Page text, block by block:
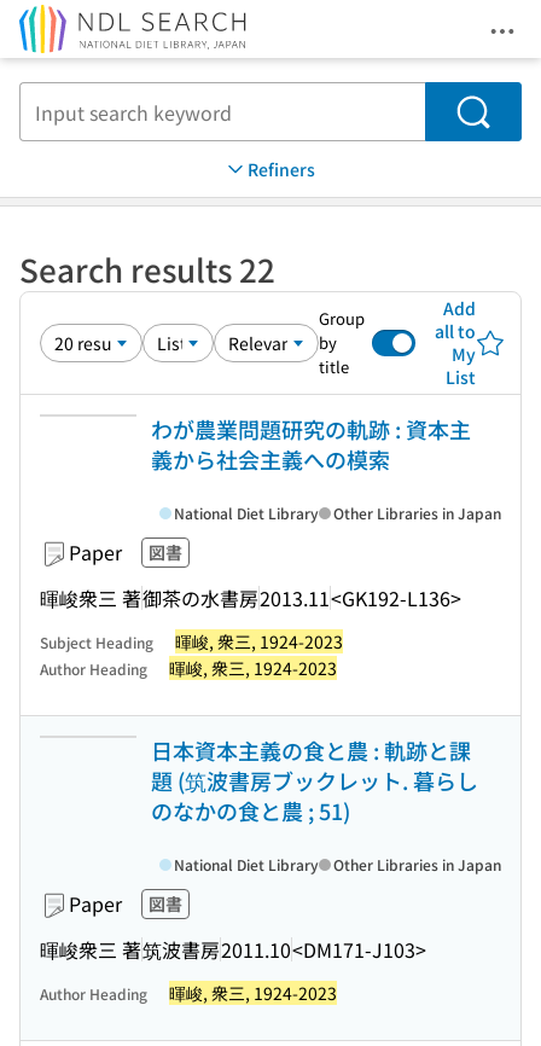
Search
Refiners
Search results 22
Group
by
title
Add
all to
My
List
わが農業問題研究の軌跡 : 資本主
義から社会主義への模索
Paper 図書
暉峻衆三 著御茶の水書房2013.11<GK192-L136>
National Diet Library Other Libraries in Japan
Subject Heading 暉峻, 衆三, 1924-2023
Author Heading 暉峻, 衆三, 1924-2023
日本資本主義の食と農 : 軌跡と課
題 (筑波書房ブックレット. 暮らし
のなかの食と農 ; 51)
Paper 図書
暉峻衆三 著筑波書房2011.10<DM171-J103>
National Diet Library Other Libraries in Japan
Author Heading 暉峻, 衆三, 1924-2023